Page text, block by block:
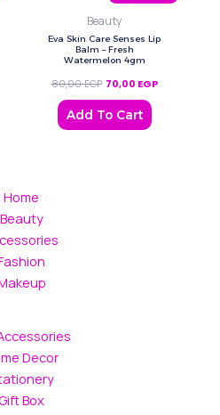
Beauty
Eva Skin Care Senses Lip
Balm – Fresh
Watermelon 4gm
80,00EGP 70,00 EGP
Add To Cart
Home
Beauty
Decor
Box